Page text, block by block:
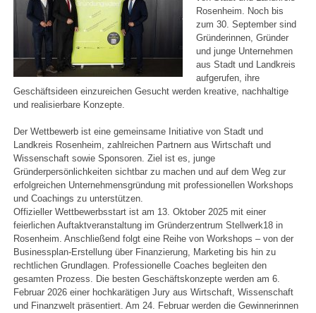
Rosenheim. Noch bis
zum 30. September sind
Gründerinnen, Gründer
und junge Unternehmen
aus Stadt und Landkreis
aufgerufen, ihre
Geschäftsideen einzureichen Gesucht werden kreative, nachhaltige
und realisierbare Konzepte.
Der Wettbewerb ist eine gemeinsame Initiative von Stadt und
Landkreis Rosenheim, zahlreichen Partnern aus Wirtschaft und
Wissenschaft sowie Sponsoren. Ziel ist es, junge
Gründerpersönlichkeiten sichtbar zu machen und auf dem Weg zur
erfolgreichen Unternehmensgründung mit professionellen Workshops
und Coachings zu unterstützen.
Offizieller Wettbewerbsstart ist am 13. Oktober 2025 mit einer
feierlichen Auftaktveranstaltung im Gründerzentrum Stellwerk18 in
Rosenheim. Anschließend folgt eine Reihe von Workshops – von der
Businessplan-Erstellung über Finanzierung, Marketing bis hin zu
rechtlichen Grundlagen. Professionelle Coaches begleiten den
gesamten Prozess. Die besten Geschäftskonzepte werden am 6.
Februar 2026 einer hochkarätigen Jury aus Wirtschaft, Wissenschaft
und Finanzwelt präsentiert. Am 24. Februar werden die Gewinnerinnen